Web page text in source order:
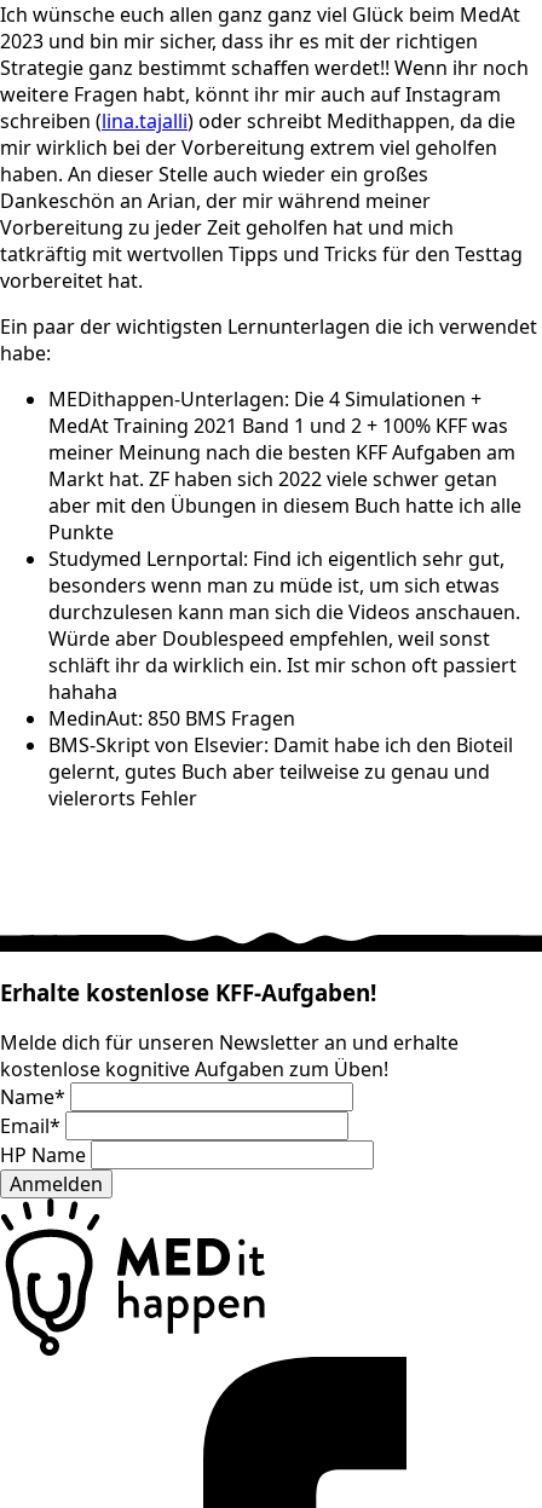
Ich wünsche euch allen ganz ganz viel Glück beim MedAt
2023 und bin mir sicher, dass ihr es mit der richtigen
Strategie ganz bestimmt schaffen werdet!! Wenn ihr noch
weitere Fragen habt, könnt ihr mir auch auf Instagram
schreiben (lina.tajalli) oder schreibt Medithappen, da die
mir wirklich bei der Vorbereitung extrem viel geholfen
haben. An dieser Stelle auch wieder ein großes
Dankeschön an Arian, der mir während meiner
Vorbereitung zu jeder Zeit geholfen hat und mich
tatkräftig mit wertvollen Tipps und Tricks für den Testtag
vorbereitet hat.
Ein paar der wichtigsten Lernunterlagen die ich verwendet
habe:
MEDithappen-Unterlagen: Die 4 Simulationen +
MedAt Training 2021 Band 1 und 2 + 100% KFF was
meiner Meinung nach die besten KFF Aufgaben am
Markt hat. ZF haben sich 2022 viele schwer getan
aber mit den Übungen in diesem Buch hatte ich alle
Punkte
Studymed Lernportal: Find ich eigentlich sehr gut,
besonders wenn man zu müde ist, um sich etwas
durchzulesen kann man sich die Videos anschauen.
Würde aber Doublespeed empfehlen, weil sonst
schläft ihr da wirklich ein. Ist mir schon oft passiert
hahaha
MedinAut: 850 BMS Fragen
BMS-Skript von Elsevier: Damit habe ich den Bioteil
gelernt, gutes Buch aber teilweise zu genau und
vielerorts Fehler
Erhalte kostenlose KFF-Aufgaben!
Melde dich für unseren Newsletter an und erhalte
kostenlose kognitive Aufgaben zum Üben!
Name*
Email*
HP Name
Anmelden